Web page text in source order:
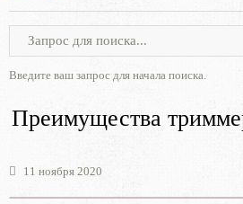
Введите ваш запрос для начала поиска.
Преимущества
11 ноября 2020